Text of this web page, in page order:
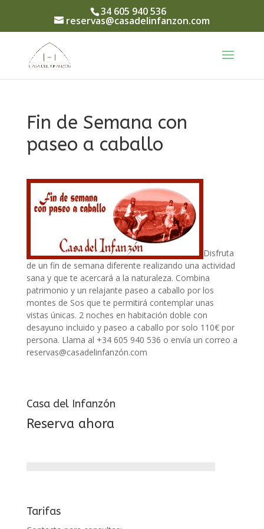
34 605 940 536
reservas@casadelinfanzon.com
Fin de Semana con
paseo a caballo
Disfruta
de un fin de semana diferente realizando una actividad
sana y que te acercará a la naturaleza. Combina
patrimonio y un relajante paseo a caballo por los
montes de Sos que te permitirá contemplar unas
vistas únicas. 2 noches en habitación doble con
desayuno incluido y paseo a caballo por solo 110€ por
persona. Llama al +34 605 940 536 o envía un correo a
reservas@casadelinfanzón.com
Casa del Infanzón
Reserva ahora
Tarifas